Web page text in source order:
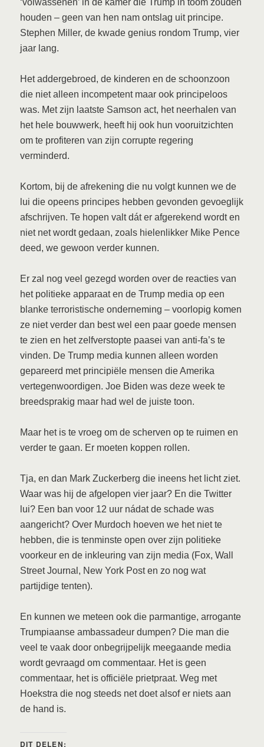
houden – geen van hen nam ontslag uit principe.
Stephen Miller, de kwade genius rondom Trump, vier
jaar lang.
Het addergebroed, de kinderen en de schoonzoon
die niet alleen incompetent maar ook principeloos
was. Met zijn laatste Samson act, het neerhalen van
het hele bouwwerk, heeft hij ook hun vooruitzichten
om te profiteren van zijn corrupte regering
verminderd.
Kortom, bij de afrekening die nu volgt kunnen we de
lui die opeens principes hebben gevonden gevoeglijk
afschrijven. Te hopen valt dát er afgerekend wordt en
niet net wordt gedaan, zoals hielenlikker Mike Pence
deed, we gewoon verder kunnen.
Er zal nog veel gezegd worden over de reacties van
het politieke apparaat en de Trump media op een
blanke terroristische onderneming – voorlopig komen
ze niet verder dan best wel een paar goede mensen
te zien en het zelfverstopte paasei van anti-fa’s te
vinden. De Trump media kunnen alleen worden
gepareerd met principiële mensen die Amerika
vertegenwoordigen. Joe Biden was deze week te
breedsprakig maar had wel de juiste toon.
Maar het is te vroeg om de scherven op te ruimen en
verder te gaan. Er moeten koppen rollen.
Tja, en dan Mark Zuckerberg die ineens het licht ziet.
Waar was hij de afgelopen vier jaar? En die Twitter
lui? Een ban voor 12 uur nádat de schade was
aangericht? Over Murdoch hoeven we het niet te
hebben, die is tenminste open over zijn politieke
voorkeur en de inkleuring van zijn media (Fox, Wall
Street Journal, New York Post en zo nog wat
partijdige tenten).
En kunnen we meteen ook die parmantige, arrogante
Trumpiaanse ambassadeur dumpen? Die man die
veel te vaak door onbegrijpelijk meegaande media
wordt gevraagd om commentaar. Het is geen
commentaar, het is officiële prietpraat. Weg met
Hoekstra die nog steeds net doet alsof er niets aan
de hand is.
DIT DELEN: